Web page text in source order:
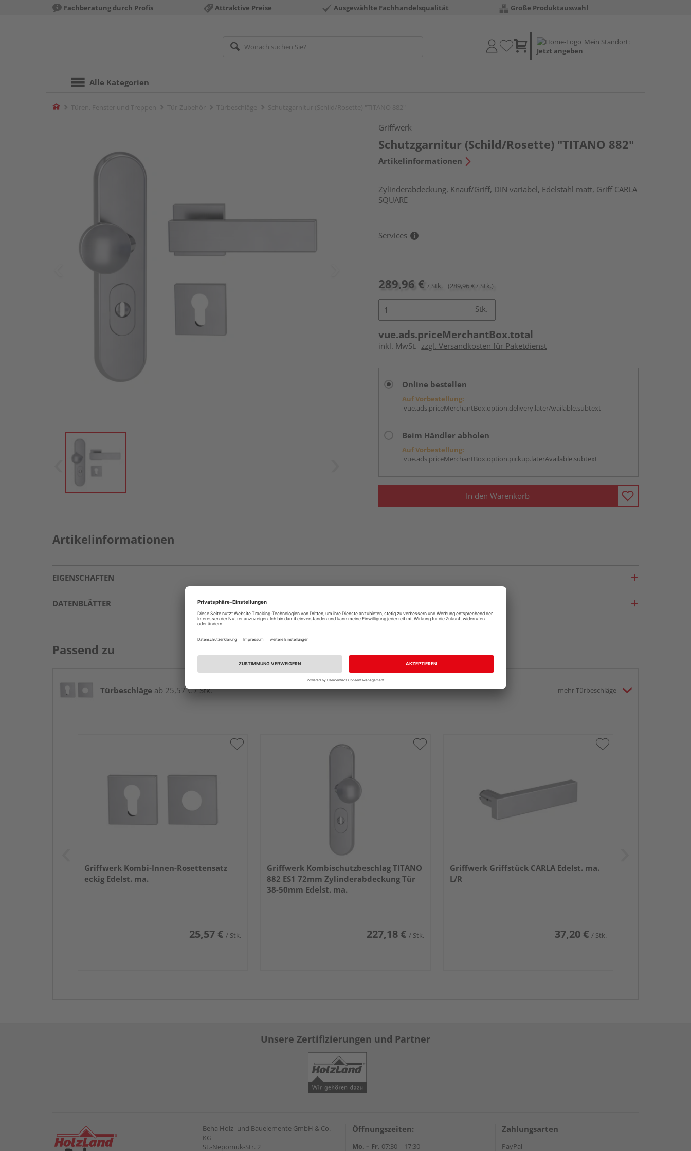
Fachberatung durch Profis Attraktive Preise Ausgewählte Fachhandelsqualität Große Produktauswahl
Mein Standort:
Jetzt angeben
Alle Kategorien
Home
Griffwerk
Schutzgarnitur (Schild/Rosette) "TITANO 882"
Artikelinformationen
Zylinderabdeckung, Knauf/Griff, DIN variabel, Edelstahl matt, Griff CARLA
SQUARE
Services
289,96 € / Stk. (289,96 € / Stk.)
Stk.
vue.ads.priceMerchantBox.total
inkl. MwSt. zzgl. Versandkosten für Paketdienst
Online bestellen
Auf Vorbestellung:
vue.ads.priceMerchantBox.option.delivery.laterAvailable.subtext
Beim Händler abholen
Auf Vorbestellung:
vue.ads.priceMerchantBox.option.pickup.laterAvailable.subtext
In den Warenkorb
Artikelinformationen
EIGENSCHAFTEN
DATENBLÄTTER
Passend zu
Türbeschläge ab 25,57 € / Stk. mehr Türbeschläge
Griffwerk Kombi-Innen-Rosettensatz
eckig Edelst. ma.
25,57 € / Stk.
Griffwerk Kombischutzbeschlag TITANO
882 ES1 72mm Zylinderabdeckung Tür
38-50mm Edelst. ma.
227,18 € / Stk.
Griffwerk Griffstück CARLA Edelst. ma.
L/R
37,20 € / Stk.
Unsere Zertifizierungen und Partner
Beha Holz- und Bauelemente GmbH & Co.
KG
St.-Nepomuk-Str. 2
Öffnungszeiten:
Mo. – Fr. 07:30 – 17:30
Zahlungsarten
PayPal